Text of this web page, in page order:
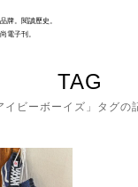
牌。閱讀歷史。
電子刊。
FEATURE
HISTORY
TAG
イビーボーイズ」タグの